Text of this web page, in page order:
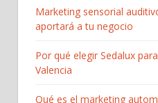
Marketing sensorial
aportará a tu negocio
Por qué elegir Sedalux
Valencia
Qué es el marketing